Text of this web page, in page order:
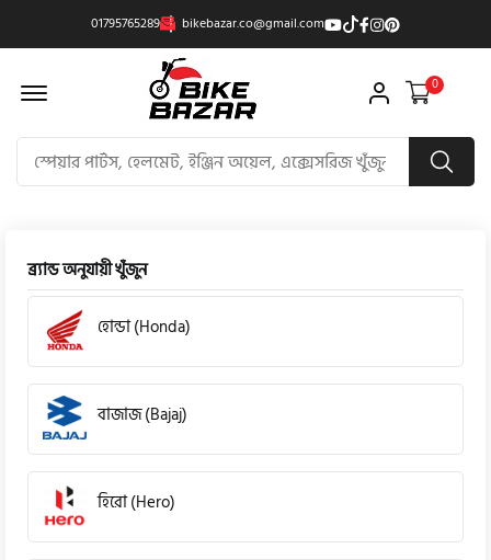
01795765289 bikebazar.co@gmail.com
Offcanvas Menu Open 0
ব্র্যান্ড অনুযায়ী খুঁজুন
হোন্ডা (Honda)
বাজাজ (Bajaj)
হিরো (Hero)